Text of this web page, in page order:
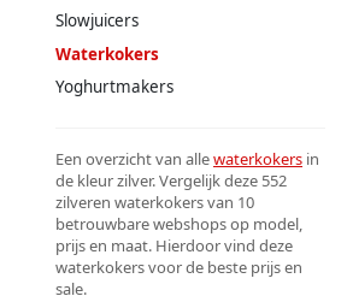
Slowjuicers
Waterkokers
Yoghurtmakers
Een overzicht van allewaterkokers in
de kleur zilver. Vergelijk deze 552
zilveren waterkokers van 10
betrouwbare webshops op model,
prijs en maat. Hierdoor vind deze
waterkokers voor de beste prijs en
sale.